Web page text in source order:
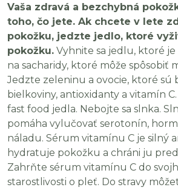
Vaša zdravá a bezchybná
toho, čo jete. Ak chcete v lete
pokožku, jedzte jedlo, ktoré
pokožku. Vyhnite sa jedlu, ktoré
na sacharidy, ktoré môže spôsobiť
Jedzte zeleninu a ovocie, ktoré sú
bielkoviny, antioxidanty a vitamín
fast food jedla. Nebojte sa slnka.
pomáha vylučovať serotonín,
náladu. Sérum vitamínu C je silný
hydratuje pokožku a chráni ju
Zahrňte sérum vitamínu C do
starostlivosti o pleť. Do stravy